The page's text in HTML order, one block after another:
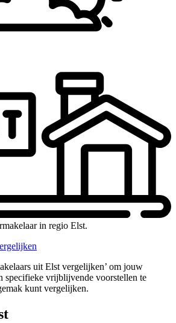
in regio Elst.
uit Elst vergelijken’ om jouw
specifieke vrijblijvende voorstellen te
kunt vergelijken.